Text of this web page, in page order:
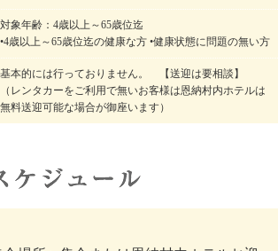
対象年齢：4歳以上～65歳位迄
•4歳以上～65歳位迄の健康な方 •健康状態に問題の無い方
基本的には行っておりません。 【送迎は要相談】
（レンタカーをご利用で無いお客様は恩納村内ホテルは
無料送迎可能な場合が御座います）